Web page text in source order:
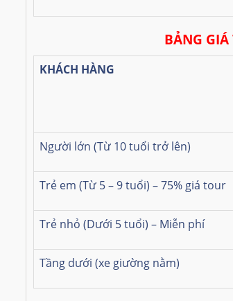
BẢNG
KHÁCH HÀNG
Người lớn (Từ 10 tuổi trở lên)
Trẻ em (Từ 5 – 9 tuổi) – 75% giá tour
Trẻ nhỏ (Dưới 5 tuổi) – Miễn phí
Tầng dưới (xe giường nằm)